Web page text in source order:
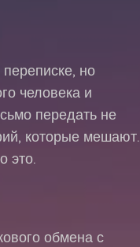
но
человека и
передать не
которые мешают.
это.
обмена с